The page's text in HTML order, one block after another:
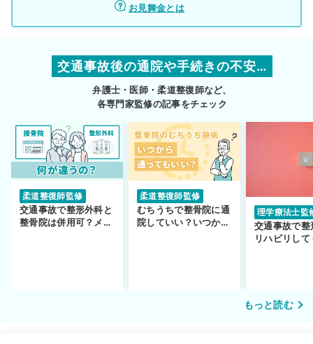
お見舞金とは
交通事故後の通院や手続きの不安…
弁護士・医師・柔道整復師など、
各専門家監修の記事をチェック
柔道整復師監修
交通事故で整形外科と
整骨院は併用可？メリ
柔道整復師監修
むちうちで整骨院に通
院していい？いつから
理学療法士監
交通事故で整
リハビリして
もっと読む